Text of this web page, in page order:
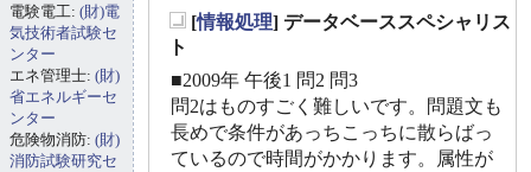
[情報処理] データベーススペシャリス
ト
■2009年 午後1 問2 問3
問2はものすごく難しいです。問題文も
長めで条件があっちこっちに散らばっ
ているので時間がかかります。属性が
電験電工: (財)電
気技術者試験セ
ンター
エネ管理士: (財)
省エネルギーセ
ンター
危険物消防: (財)
消防試験研究セ